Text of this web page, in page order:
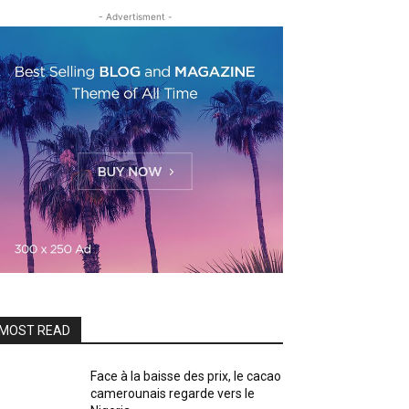
- Advertisment -
READ
Face à la baisse des prix, le cacao
camerounais regarde vers le